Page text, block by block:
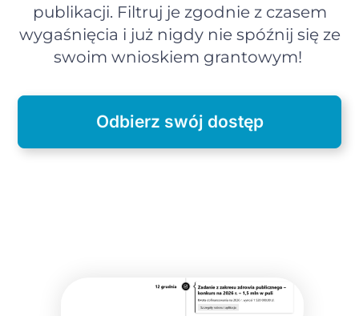
publikacji. Filtruj je zgodnie z czasem
wygaśnięcia i już nigdy nie spóźnij się ze
swoim wnioskiem grantowym!
Odbierz swój dostęp